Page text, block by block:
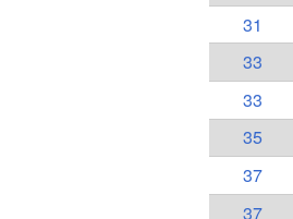
31
33
33
35
37
37